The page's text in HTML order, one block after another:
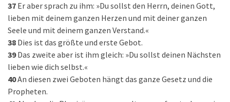
37 Er aber sprach zu ihm: »Du sollst den Herrn, deinen Gott,
lieben mit deinem ganzen Herzen und mit deiner ganzen
Seele und mit deinem ganzen Verstand.«
38 Dies ist das größte und erste Gebot.
39 Das zweite aber ist ihm gleich: »Du sollst deinen Nächsten
lieben wie dich selbst.«
40An diesen zwei Geboten hängt das ganze Gesetz und die
Propheten.